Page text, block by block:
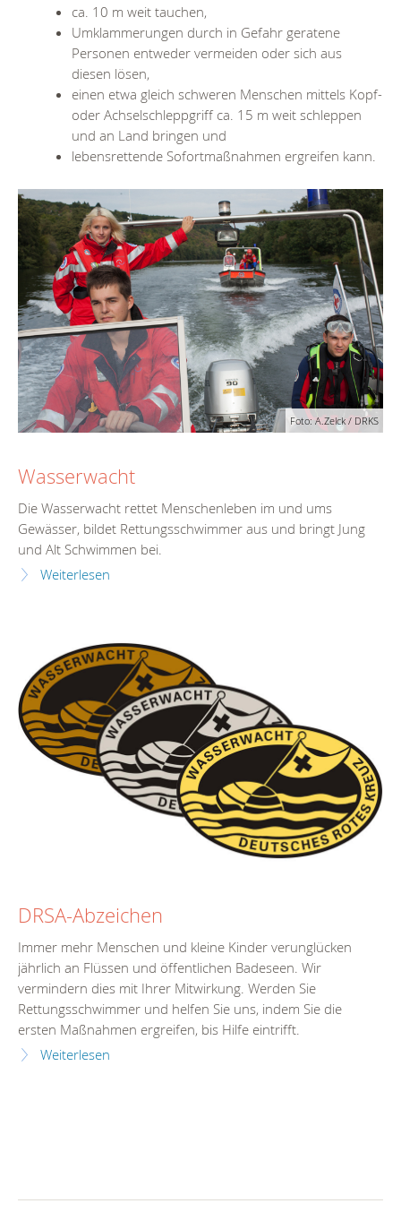
ca. 10 m weit tauchen,
Umklammerungen durch in Gefahr geratene
Personen entweder vermeiden oder sich aus
diesen lösen,
einen etwa gleich schweren Menschen mittels Kopf-
oder Achselschleppgriff ca. 15 m weit schleppen
und an Land bringen und
lebensrettende Sofortmaßnahmen ergreifen kann.
Foto: A.Zelck / DRKS
Wasserwacht
Die Wasserwacht rettet Menschenleben im und ums
Gewässer, bildet Rettungsschwimmer aus und bringt Jung
und Alt Schwimmen bei.
Weiterlesen
DRSA-Abzeichen
Immer mehr Menschen und kleine Kinder verunglücken
jährlich an Flüssen und öffentlichen Badeseen. Wir
vermindern dies mit Ihrer Mitwirkung. Werden Sie
Rettungsschwimmer und helfen Sie uns, indem Sie die
ersten Maßnahmen ergreifen, bis Hilfe eintrifft.
Weiterlesen